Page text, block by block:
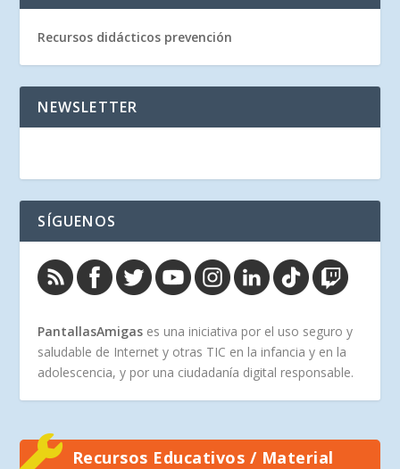
Recursos didácticos prevención
NEWSLETTER
SÍGUENOS
PantallasAmigas es una iniciativa por el uso seguro y
saludable de Internet y otras TIC en la infancia y en la
adolescencia, y por una ciudadanía digital responsable.
Recursos Educativos / Material